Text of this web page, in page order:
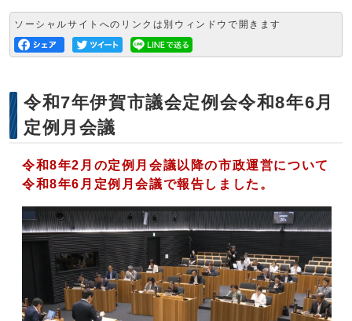
ソーシャルサイトへのリンクは別ウィンドウで開きます
令和7年伊賀市議会定例会令和8年6月
定例月会議
令和8年2月の定例月会議以降の市政運営について
令和8年6月定例月会議で報告しました。